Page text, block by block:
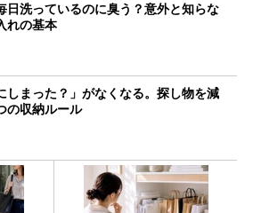
日洗っているのに臭う？意外と知らな
れの基本
しまった？」がなくなる。探し物を減
の収納ルール